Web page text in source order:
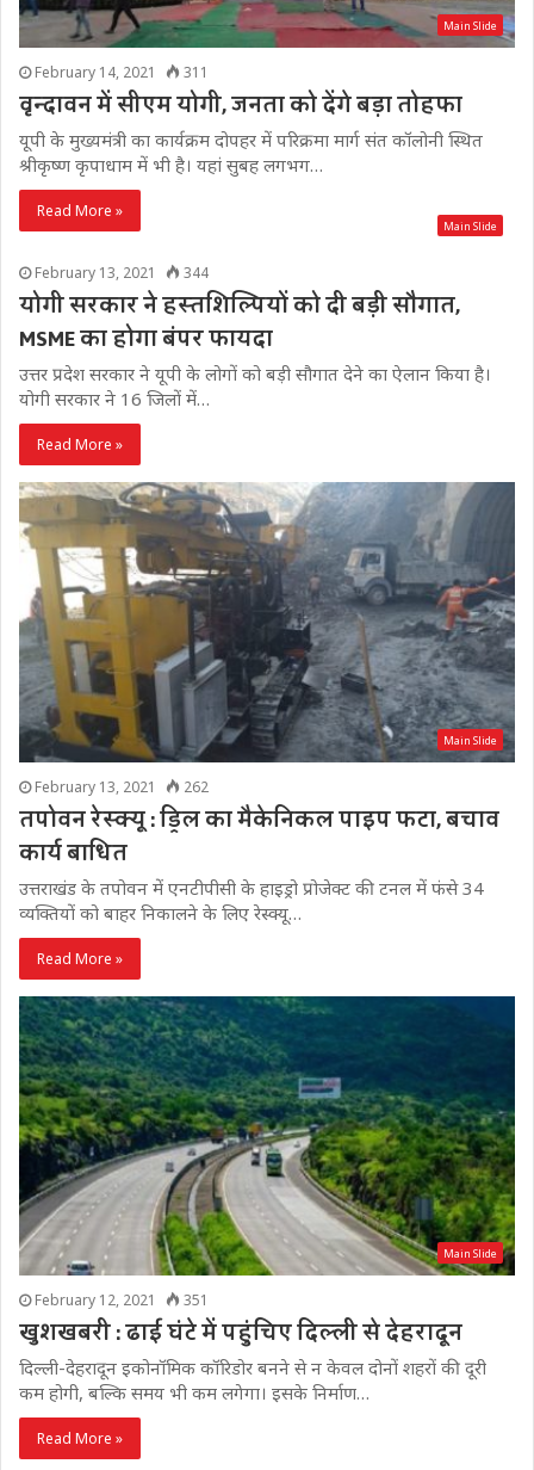
Main Slide
February 14, 2021 311
वृन्दावन में सीएम योगी, जनता को देंगे बड़ा तोहफा
यूपी के मुख्यमंत्री का कार्यक्रम दोपहर में परिक्रमा मार्ग संत कॉलोनी स्थित
श्रीकृष्ण कृपाधाम में भी है। यहां सुबह लगभग…
Read More »
Main Slide
February 13, 2021 344
योगी सरकार ने हस्तशिल्पियों को दी बड़ी सौगात,
MSME का होगा बंपर फायदा
उत्तर प्रदेश सरकार ने यूपी के लोगों को बड़ी सौगात देने का ऐलान किया है।
योगी सरकार ने 16 जिलों में…
Read More »
Main Slide
February 13, 2021 262
तपोवन रेस्क्यू : ड्रिल का मैकेनिकल पाइप फटा, बचाव
कार्य बाधित
उत्तराखंड के तपोवन में एनटीपीसी के हाइड्रो प्रोजेक्ट की टनल में फंसे 34
व्यक्तियों को बाहर निकालने के लिए रेस्क्यू…
Read More »
Main Slide
February 12, 2021 351
खुशखबरी : ढाई घंटे में पहुंचिए दिल्ली से देहरादून
दिल्ली-देहरादून इकोनॉमिक कॉरिडोर बनने से न केवल दोनों शहरों की दूरी
कम होगी, बल्कि समय भी कम लगेगा। इसके निर्माण…
Read More »